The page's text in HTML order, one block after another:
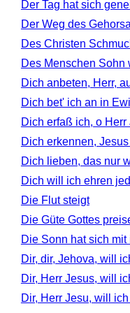
Der Tag hat sich
Der Weg des
Des Christen
Des Menschen Sohn
Dich anbeten, Herr,
Dich bet' ich an in
Dich erfaß ich, o Herr
Dich erkennen,
Dich lieben, das nur
Dich will ich ehren
Die Flut steigt
Die Güte Gottes
Die Sonn hat sich
Dir, dir, Jehova, will
Dir, Herr Jesus, will
Dir, Herr Jesu, will